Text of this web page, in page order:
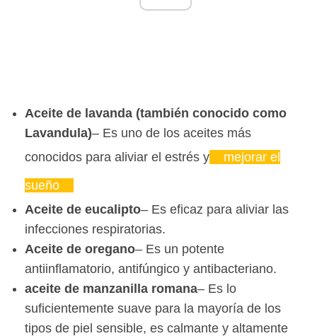
Aceite de lavanda (también conocido como
Lavandula)– Es uno de los aceites más
conocidos para aliviar el estrés y
mejorar el
sueño
Aceite de eucalipto– Es eficaz para aliviar las
infecciones respiratorias.
Aceite de oregano– Es un potente
antiinflamatorio, antifúngico y antibacteriano.
aceite de manzanilla romana– Es lo
suficientemente suave para la mayoría de los
tipos de piel sensible, es calmante y altamente